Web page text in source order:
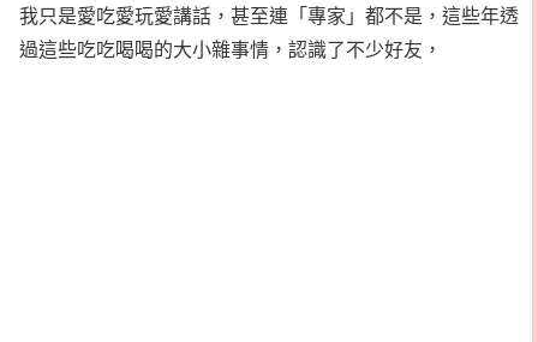
我只是愛吃愛玩愛講話，甚至連「專家」都不是，這些年透
過這些吃吃喝喝的大小雜事情，認識了不少好友，